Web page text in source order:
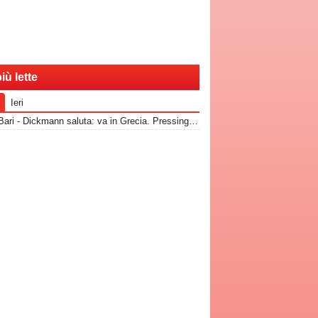
lette
Ieri
RadioBari - Dickmann saluta: va in Grecia. Pressing Catanzaro per Dorval, Vicari piace ad una pugliese